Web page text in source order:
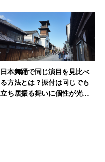
日本舞踊で同じ演目を見比べ
る方法とは？振付は同じでも
立ち居振る舞いに個性が光